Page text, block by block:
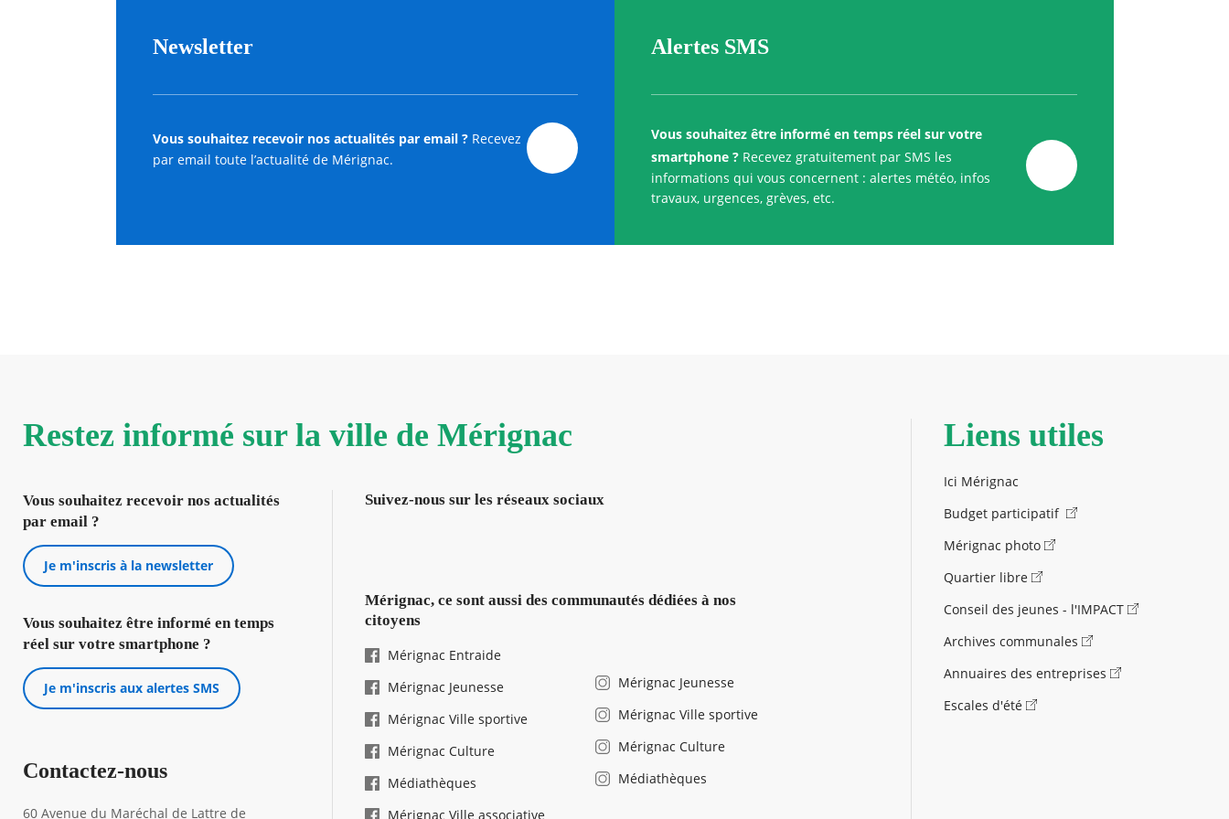
Newsletter
Vous souhaitez recevoir nos actualités par email ?Recevez
par email toute l’actualité de Mérignac.
Alertes SMS
Vous souhaitez être informé en temps réel sur votre
smartphone ? Recevez gratuitement par SMS les
informations qui vous concernent : alertes météo, infos
travaux, urgences, grèves, etc.
Restez informé sur la ville de Mérignac
Vous souhaitez recevoir nos actualités
par email ?
Je m'inscris à la newsletter
Vous souhaitez être informé en temps
réel sur votre smartphone ?
Je m'inscris aux alertes SMS
Contactez-nous
60 Avenue du Maréchal de Lattre de
Suivez-nous sur les réseaux sociaux
Mérignac, ce sont aussi des communautés dédiées à nos
citoyens
Mérignac Entraide
Mérignac Jeunesse
Mérignac Ville sportive
Mérignac Culture
Médiathèques
Mérignac Ville associative
Mérignac Jeunesse
Mérignac Ville sportive
Mérignac Culture
Médiathèques
Liens utiles
Ici Mérignac
Budget participatif
Mérignac photo
Quartier libre
Conseil des jeunes - l'IMPACT
Archives communales
Annuaires des entreprises
Escales d'été